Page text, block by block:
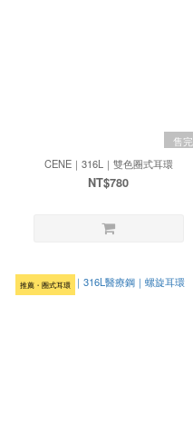
售完
CENE｜316L｜雙色圈式耳環
NT$780
推薦・圈式耳環